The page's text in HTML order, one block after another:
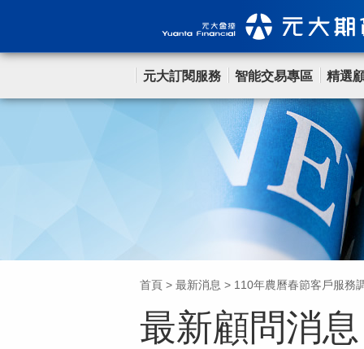
元大訂閱服務 智能交易專區 精選
首頁 > 最新消息 > 110年農曆春節客戶服務
最新顧問消息